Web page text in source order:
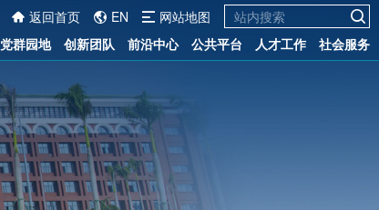
返回首页 EN
网站地图
党群园地 创新团队 前沿中心 公共平台 人才工作 社会服务